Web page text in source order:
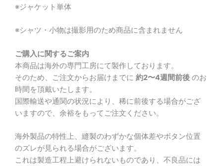
※ジャケット単体
※シャツ・小物は撮影用のため商品に含まれません
ご購入に関するご案内
本商品は海外の専門工房にて製作しております。
そのため、ご注文からお届けまでに 約2〜4週間前後 のお
時間を頂戴いたします。
国際輸送や通関の状況により、稀に前後する場合がござ
いますので、余裕をもってご注文ください。
海外製品の特性上、縫製のわずかな個体差やボタン位置
のズレが見られる場合がございます。
これは製造工程上避けられないものであり、不良品には